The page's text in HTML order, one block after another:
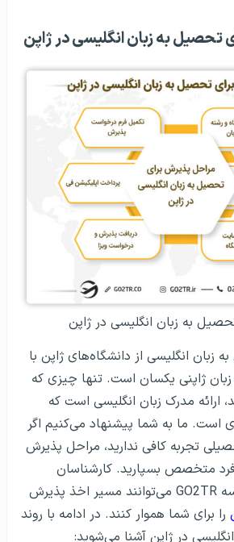
تحصیل به زبان انگلیسی در ژاپن
به زبان انگلیسی در ژاپن
زبان انگلیسی از دانشگاه‌های ژاپن با
ژاپنی یکسان است. تنها چیزی که
ارائه مدرک زبان انگلیسی است که
است. ما به شما پیشنهاد می‌کنیم اگر
تجربه کافی ندارید، مراحل پذیرش
متخصص بسپارید. کارشناسان
مهاجرتی ما در موسسه GO2TR می‌توانند مسیر اخذ پذیرش
را برای شما هموار کنند. در ادامه با روند
در ژاپن آشنا می‌شوید: